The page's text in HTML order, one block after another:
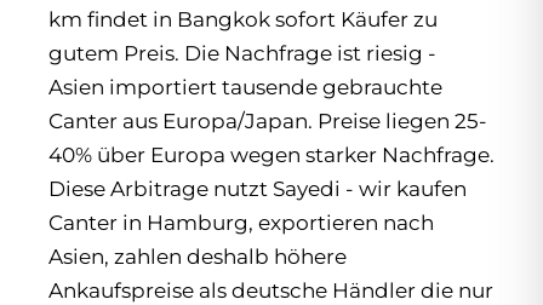
km findet in Bangkok sofort Käufer zu
gutem Preis. Die Nachfrage ist riesig -
Asien importiert tausende gebrauchte
Canter aus Europa/Japan. Preise liegen 25-
40% über Europa wegen starker Nachfrage.
Diese Arbitrage nutzt Sayedi - wir kaufen
Canter in Hamburg, exportieren nach
Asien, zahlen deshalb höhere
Ankaufspreise als deutsche Händler die nur